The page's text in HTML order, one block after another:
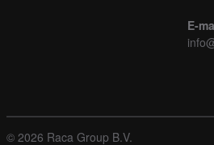
E-
© 2026 Raca Group B.V.